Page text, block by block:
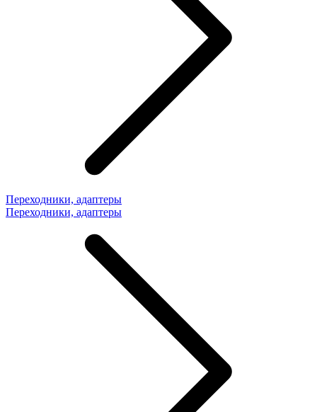
Переходники, адаптеры
Переходники, адаптеры